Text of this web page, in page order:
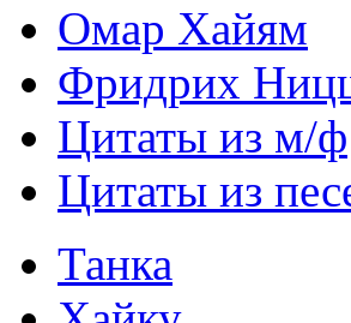
Омар Хайям
Фридрих
Цитаты из м/ф
Цитаты из
Танка